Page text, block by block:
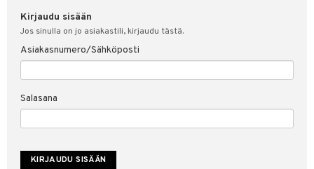
Fitness
Koti & Sisustus
Lelut, Lapsi & Vauva
Tuotemerkkejä
Kirjaudu sisään
Jos sinulla on jo asiakastili, kirjaudu tästä.
Asiakasnumero/Sähköposti
Salasana
& vastauksia
myyntiehdot
suojaus